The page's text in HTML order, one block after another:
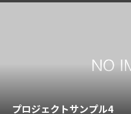
プロジェクトサンプル4